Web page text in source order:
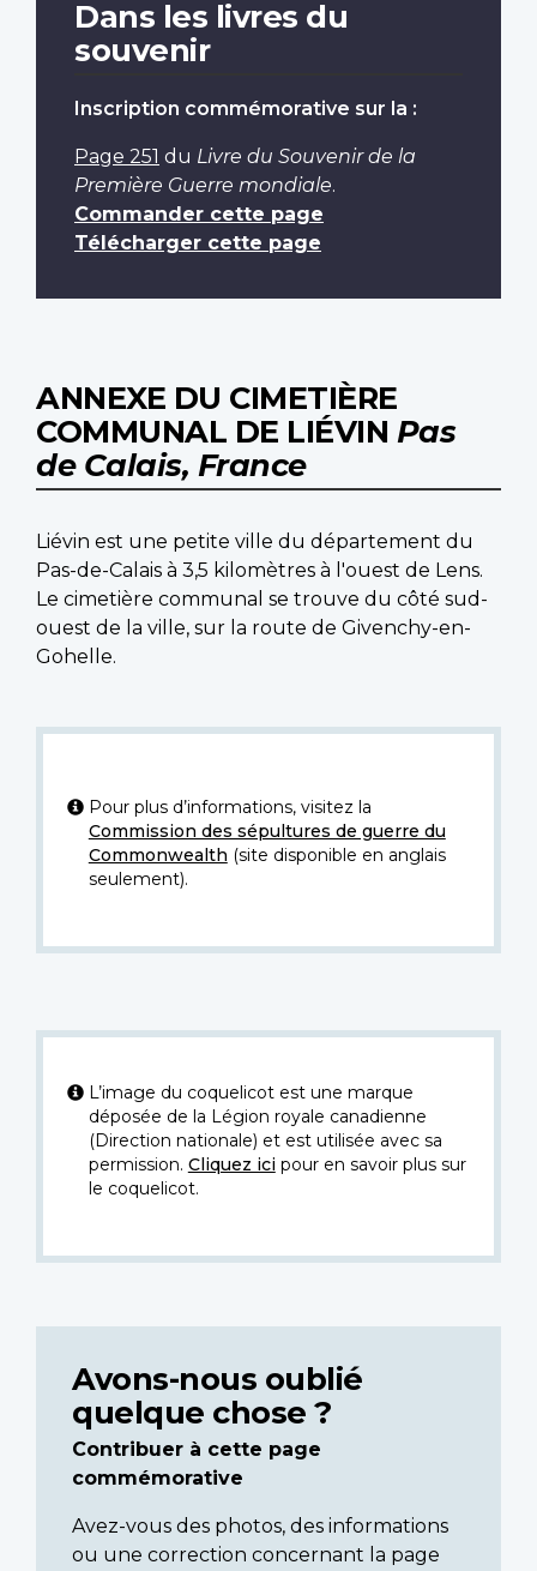
Dans les livres du
souvenir
Inscription commémorative sur la :
Page 251 du Livre du Souvenir de la
Première Guerre mondiale.
Commander cette page
Télécharger cette page
ANNEXE DU CIMETIÈRE
COMMUNAL DE LIÉVIN Pas
de Calais, France
Liévin est une petite ville du département du
Pas-de-Calais à 3,5 kilomètres à l'ouest de Lens.
Le cimetière communal se trouve du côté sud-
ouest de la ville, sur la route de Givenchy-en-
Gohelle.
Pour plus d’informations, visitez la
Commission des sépultures de guerre du
Commonwealth (site disponible en anglais
seulement).
L’image du coquelicot est une marque
déposée de la Légion royale canadienne
(Direction nationale) et est utilisée avec sa
permission. Cliquez icipour en savoir plus sur
le coquelicot.
Avons-nous oublié
quelque chose ?
Contribuer à cette page
commémorative
Avez-vous des photos, des informations
ou une correction concernant la page